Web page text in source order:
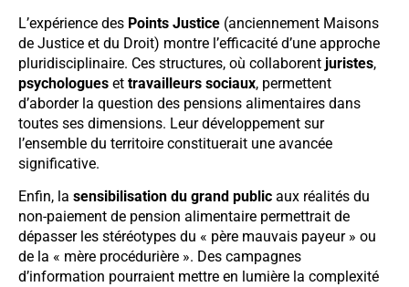
L’expérience des Points Justice (anciennement Maisons
de Justice et du Droit) montre l’efficacité d’une approche
pluridisciplinaire. Ces structures, où collaborent juristes,
psychologues et travailleurs sociaux, permettent
d’aborder la question des pensions alimentaires dans
toutes ses dimensions. Leur développement sur
l’ensemble du territoire constituerait une avancée
significative.
Enfin, la sensibilisation du grand public aux réalités du
non-paiement de pension alimentaire permettrait de
dépasser les stéréotypes du « père mauvais payeur » ou
de la « mère procédurière ». Des campagnes
d’information pourraient mettre en lumière la complexité